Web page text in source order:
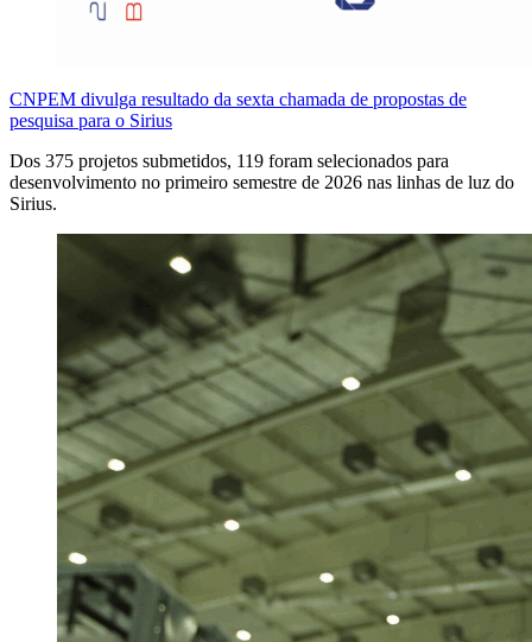
CNPEM divulga resultado da sexta chamada de propostas de
pesquisa para o Sirius
Dos 375 projetos submetidos, 119 foram selecionados para
desenvolvimento no primeiro semestre de 2026 nas linhas de luz do
Sirius.